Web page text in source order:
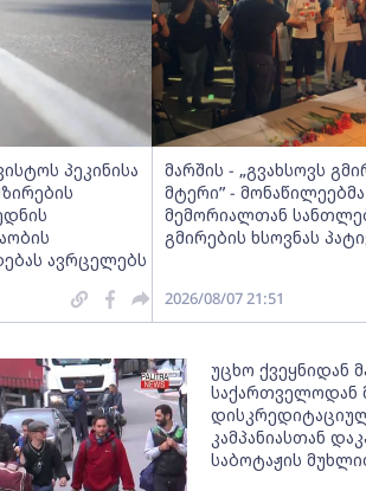
პეკინისა
ავრცელებს
მარშის - „გვახსოვს
მტერი” -
მემორიალთან
გმირების ხსოვნას
2026/08/07 21:51
უცხო ქვეყნიდან
საქართველოდან
კამპანიასთან
საბოტაჟის